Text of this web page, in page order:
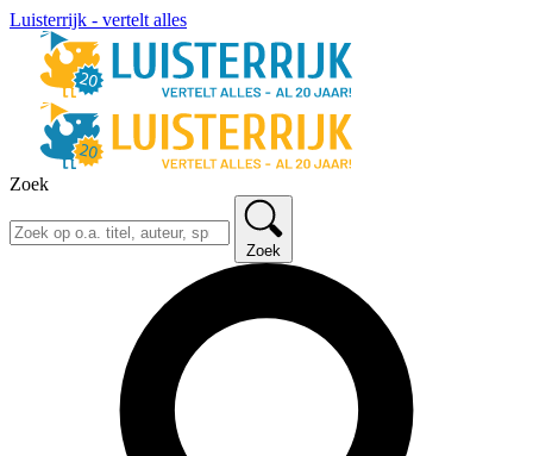
Luisterrijk - vertelt alles
Zoek
Zoek